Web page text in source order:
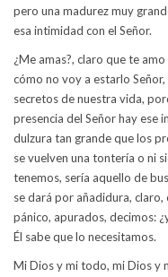
pero una madurez muy
esa intimidad con el Señor.
¿Me amas?, claro que te
cómo no voy a estarlo
secretos de nuestra vida,
presencia del Señor hay ese
dulzura tan grande que los
se vuelven una tontería o ni
tenemos, sería aquello de
se dará por añadidura,
pánico, apurados, decimos:
Él sabe que lo necesitamos.
Mi Dios y mi todo, mi Dios y